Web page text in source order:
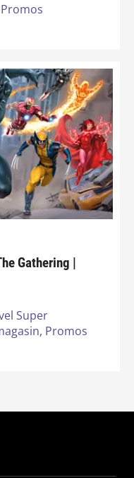
Promos
Gathering |
Super
Promos